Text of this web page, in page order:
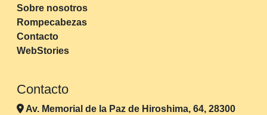
Sobre nosotros
Rompecabezas
Contacto
WebStories
Contacto
Av. Memorial de la Paz de Hiroshima, 64, 28300